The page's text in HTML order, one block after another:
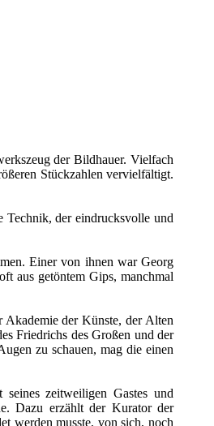
der Bildhauer. Vielfach
Stückzahlen vervielfältigt.
Technik, der eindrucksvolle und
Einer von ihnen war Georg
aus getöntem Gips, manchmal
Akademie der Künste, der Alten
Friedrichs des Großen und der
zu schauen, mag die einen
zeitweiligen Gastes und
Dazu erzählt der Kurator der
werden musste, von sich, noch